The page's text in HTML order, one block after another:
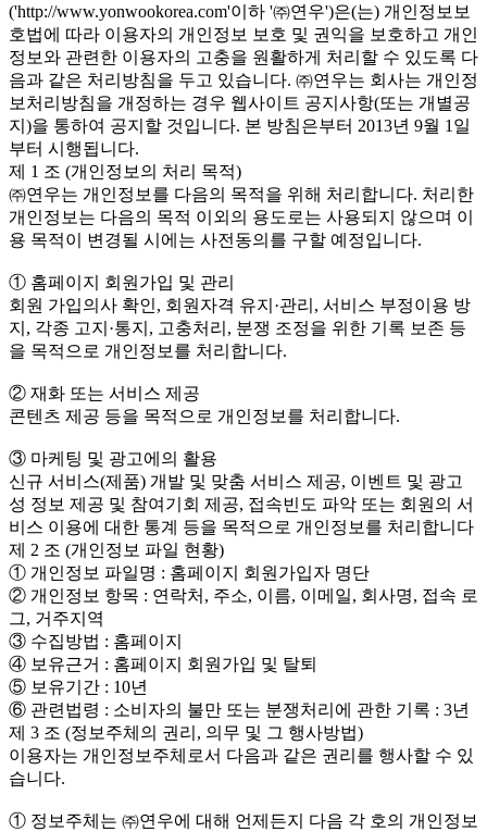
('http://www.yonwookorea.com'이하 '㈜연우')은(는) 개인정보보
호법에 따라 이용자의 개인정보 보호 및 권익을 보호하고 개인
정보와 관련한 이용자의 고충을 원활하게 처리할 수 있도록 다
음과 같은 처리방침을 두고 있습니다. ㈜연우는 회사는 개인정
보처리방침을 개정하는 경우 웹사이트 공지사항(또는 개별공
지)을 통하여 공지할 것입니다. 본 방침은부터 2013년 9월 1일
부터 시행됩니다.
제 1 조 (개인정보의 처리 목적)
㈜연우는 개인정보를 다음의 목적을 위해 처리합니다. 처리한
개인정보는 다음의 목적 이외의 용도로는 사용되지 않으며 이
용 목적이 변경될 시에는 사전동의를 구할 예정입니다.
① 홈페이지 회원가입 및 관리
회원 가입의사 확인, 회원자격 유지·관리, 서비스 부정이용 방
지, 각종 고지·통지, 고충처리, 분쟁 조정을 위한 기록 보존 등
을 목적으로 개인정보를 처리합니다.
② 재화 또는 서비스 제공
콘텐츠 제공 등을 목적으로 개인정보를 처리합니다.
③ 마케팅 및 광고에의 활용
신규 서비스(제품) 개발 및 맞춤 서비스 제공, 이벤트 및 광고
성 정보 제공 및 참여기회 제공, 접속빈도 파악 또는 회원의 서
비스 이용에 대한 통계 등을 목적으로 개인정보를 처리합니다
제 2 조 (개인정보 파일 현황)
① 개인정보 파일명 : 홈페이지 회원가입자 명단
② 개인정보 항목 : 연락처, 주소, 이름, 이메일, 회사명, 접속 로
그, 거주지역
③ 수집방법 : 홈페이지
④ 보유근거 : 홈페이지 회원가입 및 탈퇴
⑤ 보유기간 : 10년
⑥ 관련법령 : 소비자의 불만 또는 분쟁처리에 관한 기록 : 3년
제 3 조 (정보주체의 권리, 의무 및 그 행사방법)
이용자는 개인정보주체로서 다음과 같은 권리를 행사할 수 있
습니다.
① 정보주체는 ㈜연우에 대해 언제든지 다음 각 호의 개인정보